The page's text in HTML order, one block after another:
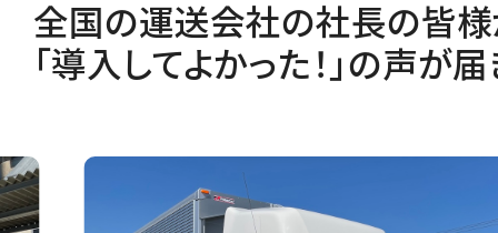
全国の運送会社の社長の皆様
「導入してよかった！」の声が